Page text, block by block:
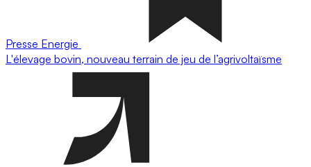
Presse Energie
L'élevage bovin, nouveau terrain de jeu de l’agrivoltaïsme